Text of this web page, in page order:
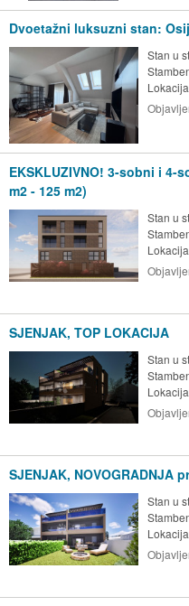
Dvoetažni luksuzni stan:
Stan u
EKSKLUZIVNO! 3-sobni i 4-
m2 - 125 m2)
Stan u
SJENJAK, TOP LOKACIJA
Stan u
SJENJAK, NOVOGRADNJA
Stan u